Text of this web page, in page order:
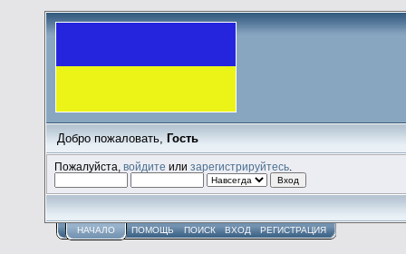
Добро пожаловать, Гость
Пожалуйста,войдите илизарегистрируйтесь
НАЧАЛО ПОМОЩЬ ПОИСК ВХОД РЕГИСТРАЦИЯ